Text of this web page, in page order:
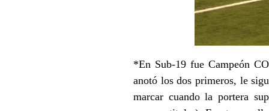
*En Sub-19 fue Campeón
anotó los dos primeros, le
marcar cuando la portera